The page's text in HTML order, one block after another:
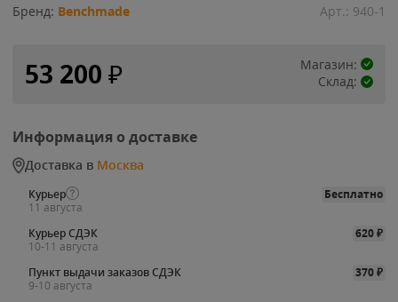
Бренд: Benchmade Арт.: 940-1
53 200 ₽
Магазин:
Склад:
Информация о доставке
Доставка в Москва
Курьер
Бесплатно
11 августа
Курьер СДЭК
620₽
10-11 августа
Пункт выдачи заказов СДЭК
370₽
9-10 августа